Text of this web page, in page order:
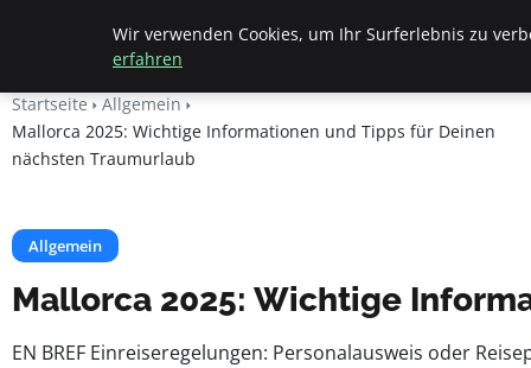
Beyond Surface
Startseite
Allgemein
Mallorca 2025: Wichtige Informationen und Tipps für Deinen
nächsten Traumurlaub
Allgemein
Mallorca 2025: Wichtige
EN BREF Einreiseregelungen: Personalausweis oder
Wir verwenden Cookies, um Ihr Surferlebnis zu
erfahren